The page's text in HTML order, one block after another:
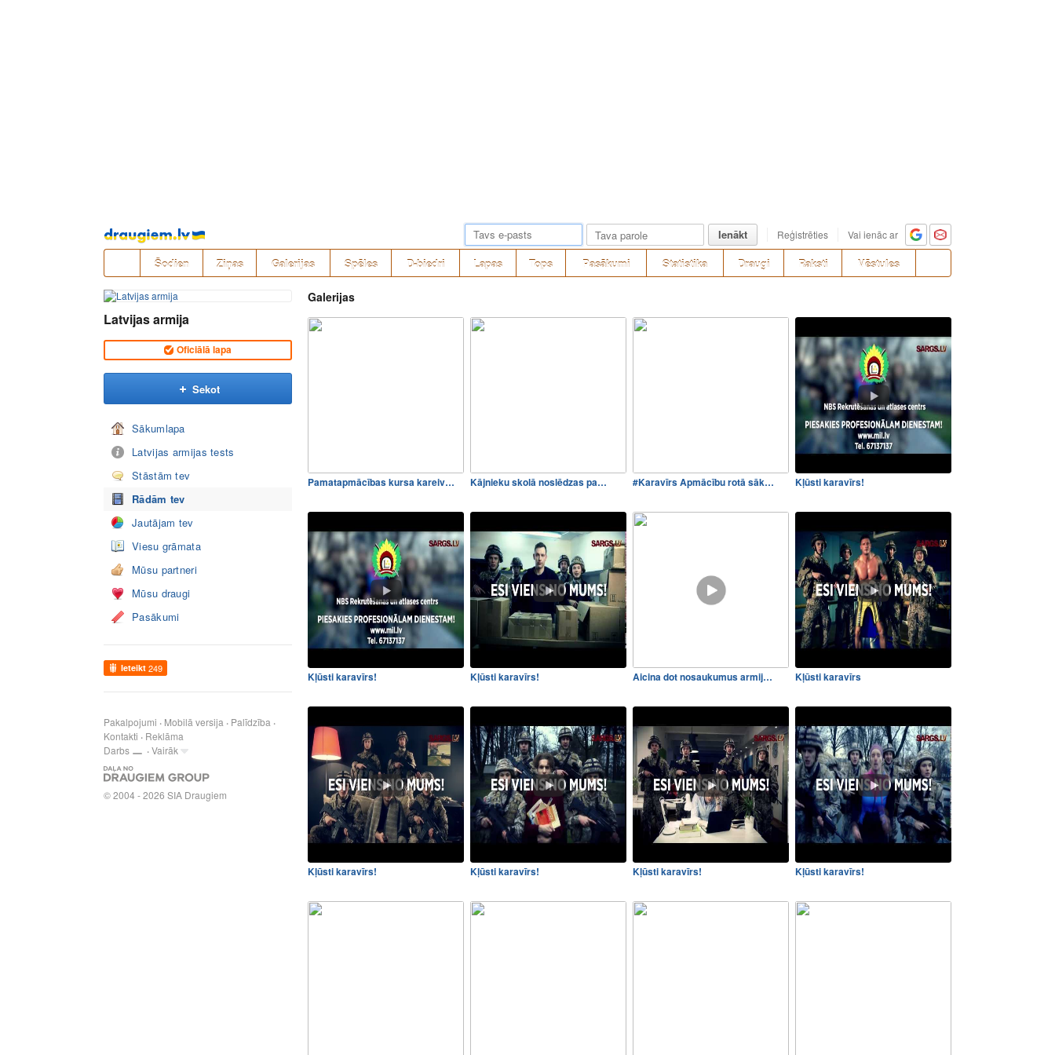
Pāriet
uz
saturu
Ienākt Reģistrēties Vai ienāc ar
Šodien Ziņas Galerijas Spēles D-biedri Lapas Tops Pasākumi Statistika Draugi Raksti Vēstules
Latvijas armija
Oficiālā lapa
Sekot
Sākumlapa
Latvijas armijas tests
Stāstām tev
Rādām tev
Jautājam tev
Viesu grāmata
Mūsu partneri
Mūsu draugi
Pasākumi
Ieteikt 249
Pakalpojumi Mobilā versija
Palīdzība
Kontakti
Reklāma
Darbs
Vairāk
© 2004 - 2026 SIA Draugiem
Galerijas
Pamatapmācības kursa kareiv… Kājnieku skolā noslēdzas pa… #Karavīrs Apmācību rotā sāk… Kļūsti karavīrs!
Kļūsti karavīrs! Kļūsti karavīrs! Aicina dot nosaukumus armij… Kļūsti karavīrs
Kļūsti karavīrs! Kļūsti karavīrs! Kļūsti karavīrs! Kļūsti karavīrs!